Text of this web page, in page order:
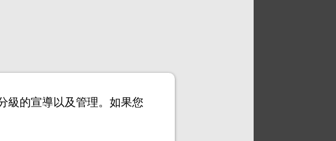
級的宣導以及管理。如果您